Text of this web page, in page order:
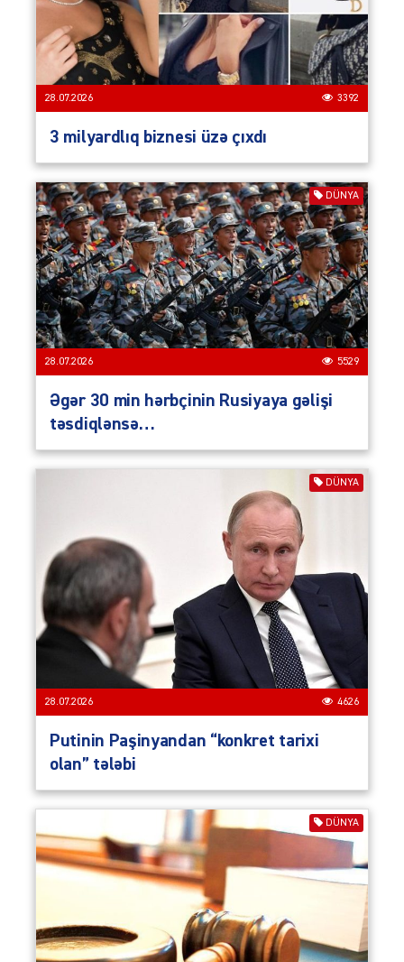
28.07.2026 3392
3 milyardlıq biznesi üzə çıxdı
DÜNYA
28.07.2026 5529
Əgər 30 min hərbçinin Rusiyaya gəlişi
təsdiqlənsə…
DÜNYA
28.07.2026 4626
Putinin Paşinyandan “konkret tarixi
olan” tələbi
DÜNYA